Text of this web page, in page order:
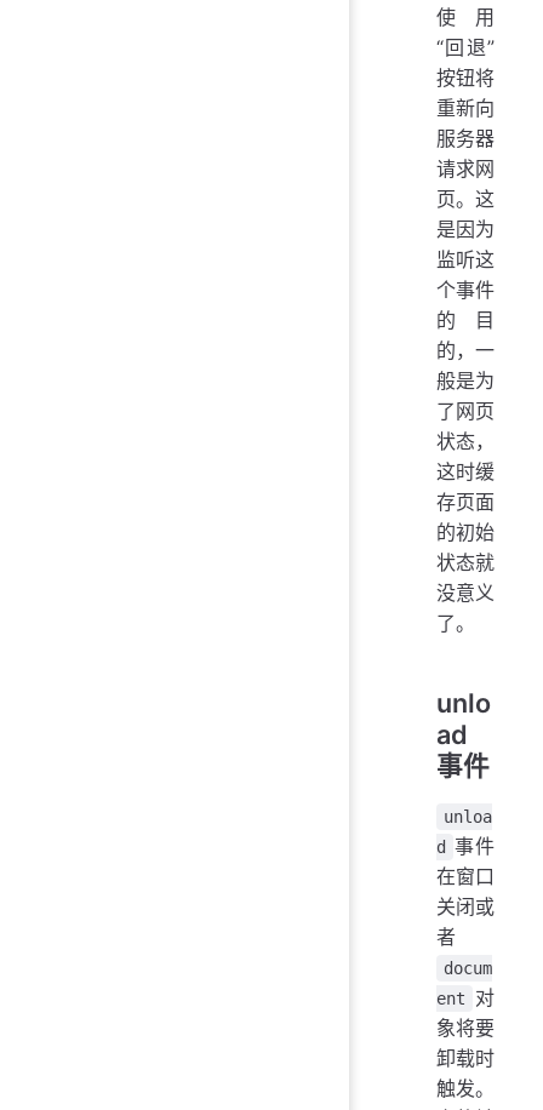
使用
“回退”
按钮将
重新向
服务器
请求网
页。这
是因为
监听这
个事件
的目
的，一
般是为
了网页
状态，
这时缓
存页面
的初始
状态就
没意义
了。
unlo
ad
事件
unloa
d 事件
在窗口
关闭或
者
docum
ent
对
象将要
卸载时
触发。